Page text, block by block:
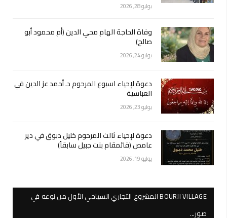
يوليو 28, 2026
وفاة الحاجة الهام محي الدين (أم محمود أبو
صالح)
يوليو 24, 2026
دعوة لإحياء اسبوع المرحوم د. أحمد عز الدين في
العباسية
يوليو 23, 2026
دعوة لإحياء ثالث المرحوم خليل دبوق في دير
عامص (قائمقام بنت جبيل سابقاً)
يوليو 19, 2026
BOURJI VILLAGE المشروع التجاري السياحي الأول من نوعه في
صور…